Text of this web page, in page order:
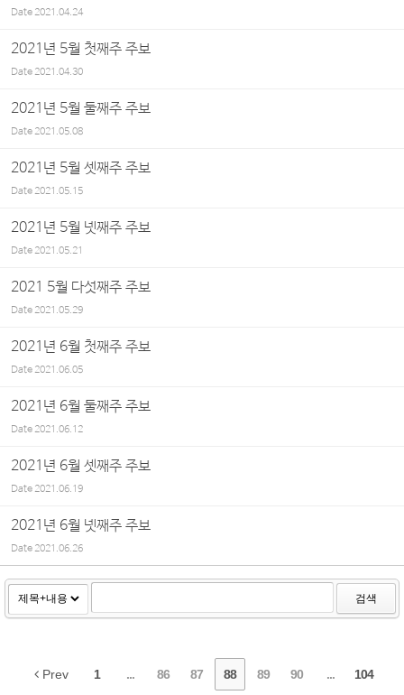
Date2021.04.24
2021년 5월 첫째주 주보
Date2021.04.30
2021년 5월 둘째주 주보
Date2021.05.08
2021년 5월 셋째주 주보
Date2021.05.15
2021년 5월 넷째주 주보
Date2021.05.21
2021 5월 다섯째주 주보
Date2021.05.29
2021년 6월 첫째주 주보
Date2021.06.05
2021년 6월 둘째주 주보
Date2021.06.12
2021년 6월 셋째주 주보
Date2021.06.19
2021년 6월 넷째주 주보
Date2021.06.26
검색
Prev 1 ... 86 87 88 89 90 ... 104